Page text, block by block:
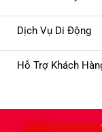
Dịch Vụ Di Động
Hỗ Trợ Khách